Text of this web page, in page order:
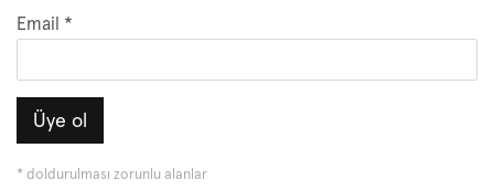
Email *
Üye ol
* doldurulması zorunlu alanlar